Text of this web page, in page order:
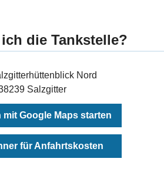
die Tankstelle?
Nord
Salzgitter
mit Google Maps starten
für Anfahrtskosten